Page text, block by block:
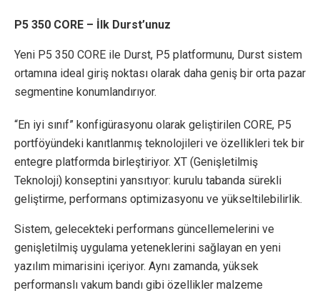
P5 350 CORE – İlk Durst’unuz
Yeni P5 350 CORE ile Durst, P5 platformunu, Durst sistem
ortamına ideal giriş noktası olarak daha geniş bir orta pazar
segmentine konumlandırıyor.
“En iyi sınıf” konfigürasyonu olarak geliştirilen CORE, P5
portföyündeki kanıtlanmış teknolojileri ve özellikleri tek bir
entegre platformda birleştiriyor. XT (Genişletilmiş
Teknoloji) konseptini yansıtıyor: kurulu tabanda sürekli
geliştirme, performans optimizasyonu ve yükseltilebilirlik.
Sistem, gelecekteki performans güncellemelerini ve
genişletilmiş uygulama yeteneklerini sağlayan en yeni
yazılım mimarisini içeriyor. Aynı zamanda, yüksek
performanslı vakum bandı gibi özellikler malzeme